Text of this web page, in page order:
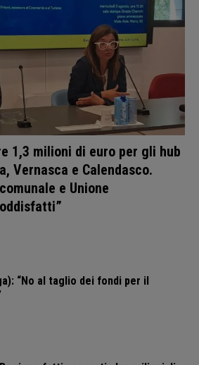
1,3 milioni di euro per gli hub
Vernasca e Calendasco.
e Unione
“No al taglio dei fondi per il